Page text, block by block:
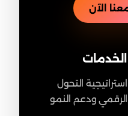
الآن
الخدمات
استراتيجية التحول
الرقمي ودعم النمو